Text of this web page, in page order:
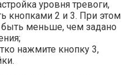
уровня тревоги,
кнопками 2 и 3. При этом
меньше, чем задано
нажмите кнопку 3,